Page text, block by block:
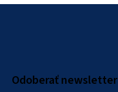
Odoberať newsletter